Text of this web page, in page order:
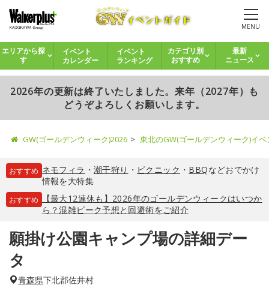
MENU
エリアから探
す
イベント
カレンダー
イベント
ランキング
カテゴリ別
おすすめ
最新
ニュース
2026年の更新は終了いたしました。来年（2027年）も
どうぞよろしくお願いします。
GW(ゴールデンウィーク)2026 東北のGW(ゴールデンウィーク)イ
おすすめ ネモフィラ ・ 潮干狩り ・ ピクニック ・ BBQなどおでかけ
情報を大特集
おすすめ
【最大12連休も】2026年のゴールデンウィークはいつか
ら？混雑ピーク予想と回避術をご紹介
願掛け公園キャンプ場の詳細デー
タ
青森県下北郡佐井村